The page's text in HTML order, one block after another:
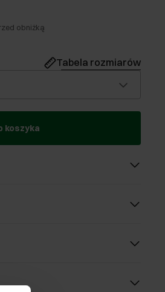
obniżką
Tabela rozmiarów
koszyka